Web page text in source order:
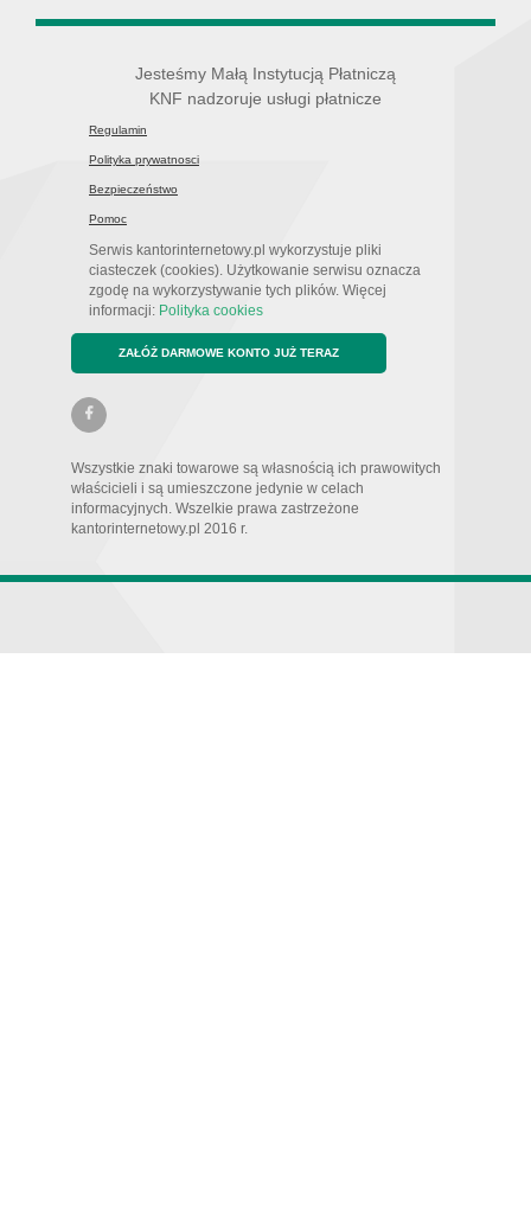
Jesteśmy Małą Instytucją Płatniczą
KNF nadzoruje usługi płatnicze
Regulamin
Polityka prywatnosci
Bezpieczeństwo
Pomoc
Serwis kantorinternetowy.pl wykorzystuje pliki
ciasteczek (cookies). Użytkowanie serwisu oznacza
zgodę na wykorzystywanie tych plików. Więcej
informacji: Polityka cookies
ZAŁÓŻ DARMOWE KONTO JUŻ TERAZ
Wszystkie znaki towarowe są własnością ich prawowitych
właścicieli i są umieszczone jedynie w celach
informacyjnych. Wszelkie prawa zastrzeżone
kantorinternetowy.pl 2016 r.